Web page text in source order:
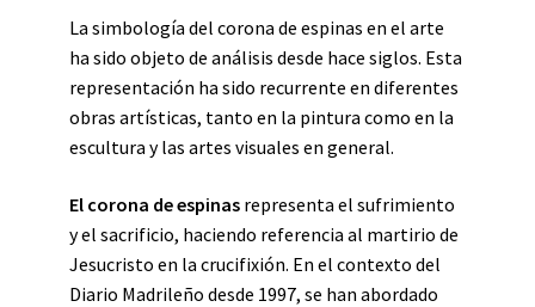
La simbología del corona de espinas en el arte
ha sido objeto de análisis desde hace siglos. Esta
representación ha sido recurrente en diferentes
obras artísticas, tanto en la pintura como en la
escultura y las artes visuales en general.
El corona de espinas representa el sufrimiento
y el sacrificio, haciendo referencia al martirio de
Jesucristo en la crucifixión. En el contexto del
Diario Madrileño desde 1997, se han abordado